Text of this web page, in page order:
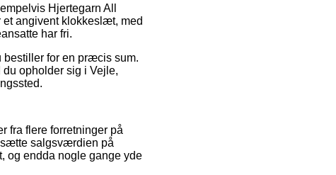
Hjertegarn All
et angivent klokkeslæt, med
har fri.
bestiller for en præcis sum.
du opholder sig i Vejle,
fra flere forretninger på
salgsværdien på
og endda nogle gange yde